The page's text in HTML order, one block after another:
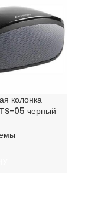
колонка
05 черный